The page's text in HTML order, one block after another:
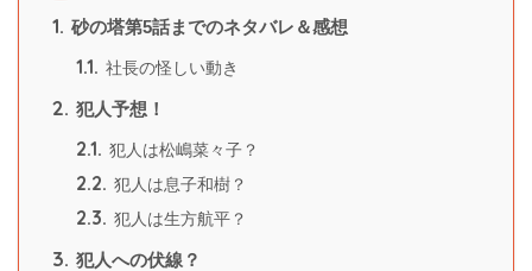
1. 砂の塔第5話までのネタバレ＆感想
1.1. 社長の怪しい動き
2. 犯人予想！
2.1. 犯人は松嶋菜々子？
2.2. 犯人は息子和樹？
2.3. 犯人は生方航平？
3. 犯人への伏線？